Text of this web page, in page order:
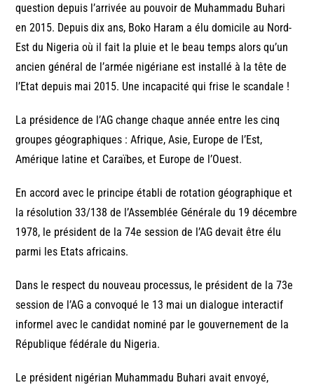
question depuis l’arrivée au pouvoir de Muhammadu Buhari
en 2015. Depuis dix ans, Boko Haram a élu domicile au Nord-
Est du Nigeria où il fait la pluie et le beau temps alors qu’un
ancien général de l’armée nigériane est installé à la tête de
l’Etat depuis mai 2015. Une incapacité qui frise le scandale !
La présidence de l’AG change chaque année entre les cinq
groupes géographiques : Afrique, Asie, Europe de l’Est,
Amérique latine et Caraïbes, et Europe de l’Ouest.
En accord avec le principe établi de rotation géographique et
la résolution 33/138 de l’Assemblée Générale du 19 décembre
1978, le président de la 74e session de l’AG devait être élu
parmi les Etats africains.
Dans le respect du nouveau processus, le président de la 73e
session de l’AG a convoqué le 13 mai un dialogue interactif
informel avec le candidat nominé par le gouvernement de la
République fédérale du Nigeria.
Le président nigérian Muhammadu Buhari avait envoyé,